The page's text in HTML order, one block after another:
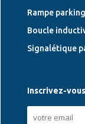
Rampe parking
Boucle
Signalétique
Inscrivez-